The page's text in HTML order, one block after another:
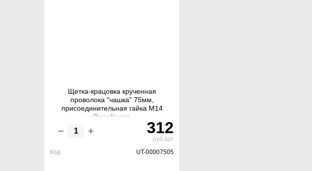
Щетка-крацовка крученная
проволока "чашка" 75мм,
присоединительная гайка М14
РемоКолор
312
руб./шт
Код
UT-00007505